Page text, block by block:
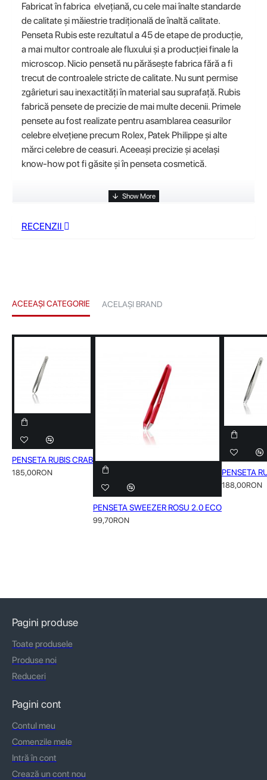
Fabricat în fabrica elvețiană, cu cele mai înalte standarde
de calitate și măiestrie tradițională de înaltă calitate.
Penseta Rubis este rezultatul a 45 de etape de producție,
a mai multor controale ale fluxului și a producției finale la
microscop. Nicio pensetă nu părăsește fabrica fără a fi
trecut de controalele stricte de calitate. Nu sunt permise
zgârieturi sau inexactități în material sau suprafață. Rubis
fabrică pensete de precizie de mai multe decenii. Primele
pensete au fost realizate pentru asamblarea ceasurilor
celebre elvețiene precum Rolex, Patek Philippe și alte
mărci celebre de ceasuri. Aceeași precizie și același
know-how pot fi găsite și în penseta cosmetică.
RECENZII
ACEEAȘI CATEGORIE ACELAȘI BRAND
PENSETA RUBIS CRAB
185,00RON
PENSETA SWEEZER ROSU 2.0 ECO
99,70RON
PENSETA
188,00RON
Pagini produse
Toate produsele
Produse noi
Reduceri
Pagini cont
Contul meu
Comenzile mele
Intră în cont
Crează un cont nou